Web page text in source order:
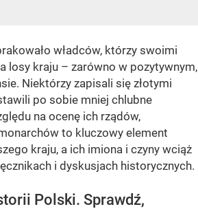
władców, którzy swoimi
losy kraju – zarówno w pozytywnym,
Niektórzy zapisali się złotymi
po sobie mniej chlubne
na ocenę ich rządów,
to kluczowy element
kraju, a ich imiona i czyny wciąż
i dyskusjach historycznych.
Polski. Sprawdź,